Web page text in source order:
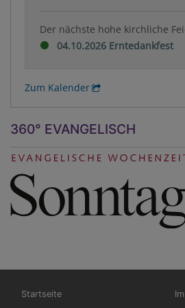
Der nächste hohe kirchliche
04.10.2026 Erntedankfest
Zum Kalender
360° EVANGELISCH
Hauptnavigation
Startseite